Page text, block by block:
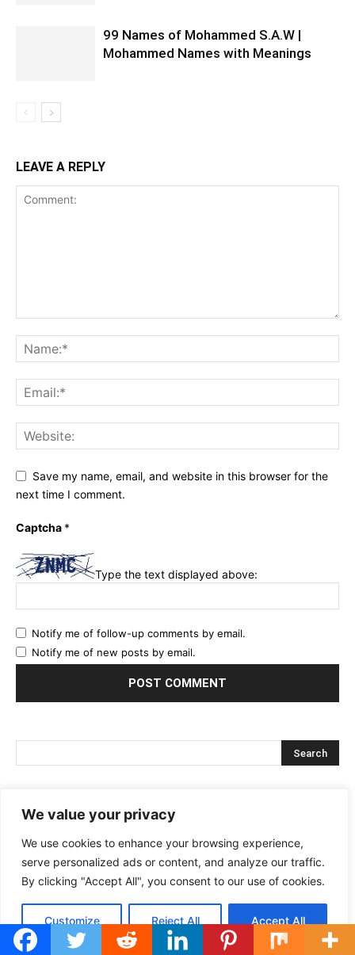
We value your privacy
We use cookies to enhance your browsing experience,
serve personalized ads or content, and analyze our traffic.
By clicking "Accept All", you consent to our use of cookies.
Customize Reject All Accept All
99 Names of Mohammed S.A.W |
Mohammed Names with Meanings
LEAVE A REPLY
Save my name, email, and website in this browser for the
next time I comment.
Captcha *
Type the text displayed above:
Notify me of follow-up comments by email.
Notify me of new posts by email.
5,264 Fans
49 Followers FOLLOW
5 Subscribers SUBSCRIBE
Useful Links